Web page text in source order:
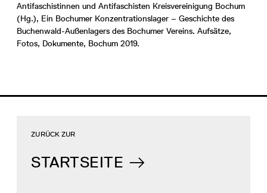
Antifaschistinnen und Antifaschisten Kreisvereinigung Bochum
(Hg.), Ein Bochumer Konzentrationslager – Geschichte des
Buchenwald-Außenlagers des Bochumer Vereins. Aufsätze,
Fotos, Dokumente, Bochum 2019.
STARTSEITE
ZURÜCK ZUR